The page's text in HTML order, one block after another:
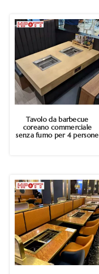
Tavolo da barbecue
coreano commerciale
senza fumo per 4 persone